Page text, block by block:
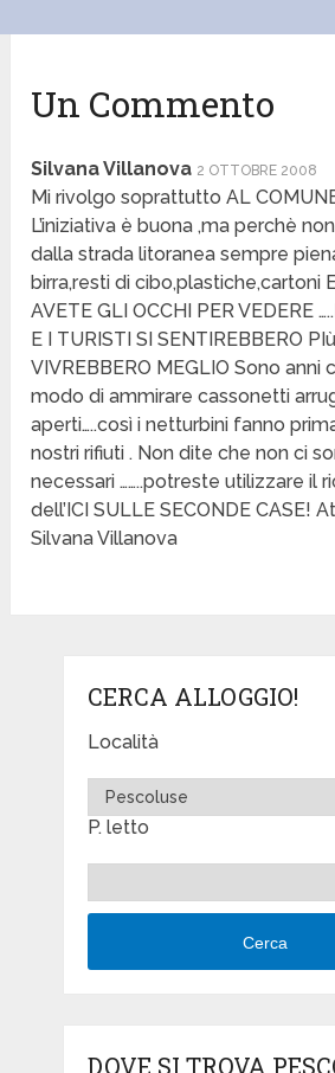
Un Commento
Silvana Villanova 2 OTTOBRE 2008
Mi rivolgo soprattutto AL
L’iniziativa è buona ,ma perchè
dalla strada litoranea sempre
birra,resti di cibo,plastiche,cartoni
AVETE GLI OCCHI PER VEDERE
E I TURISTI SI SENTIREBBERO
VIVREBBERO MEGLIO Sono anni
modo di ammirare cassonetti
aperti…..così i netturbini fanno
nostri rifiuti . Non dite che non ci
necessari ……..potreste utilizzare il
dell’ICI SULLE SECONDE CASE!
Silvana Villanova
CERCA ALLOGGIO!
Località
P. letto
Cerca
DOVE SI TROVA